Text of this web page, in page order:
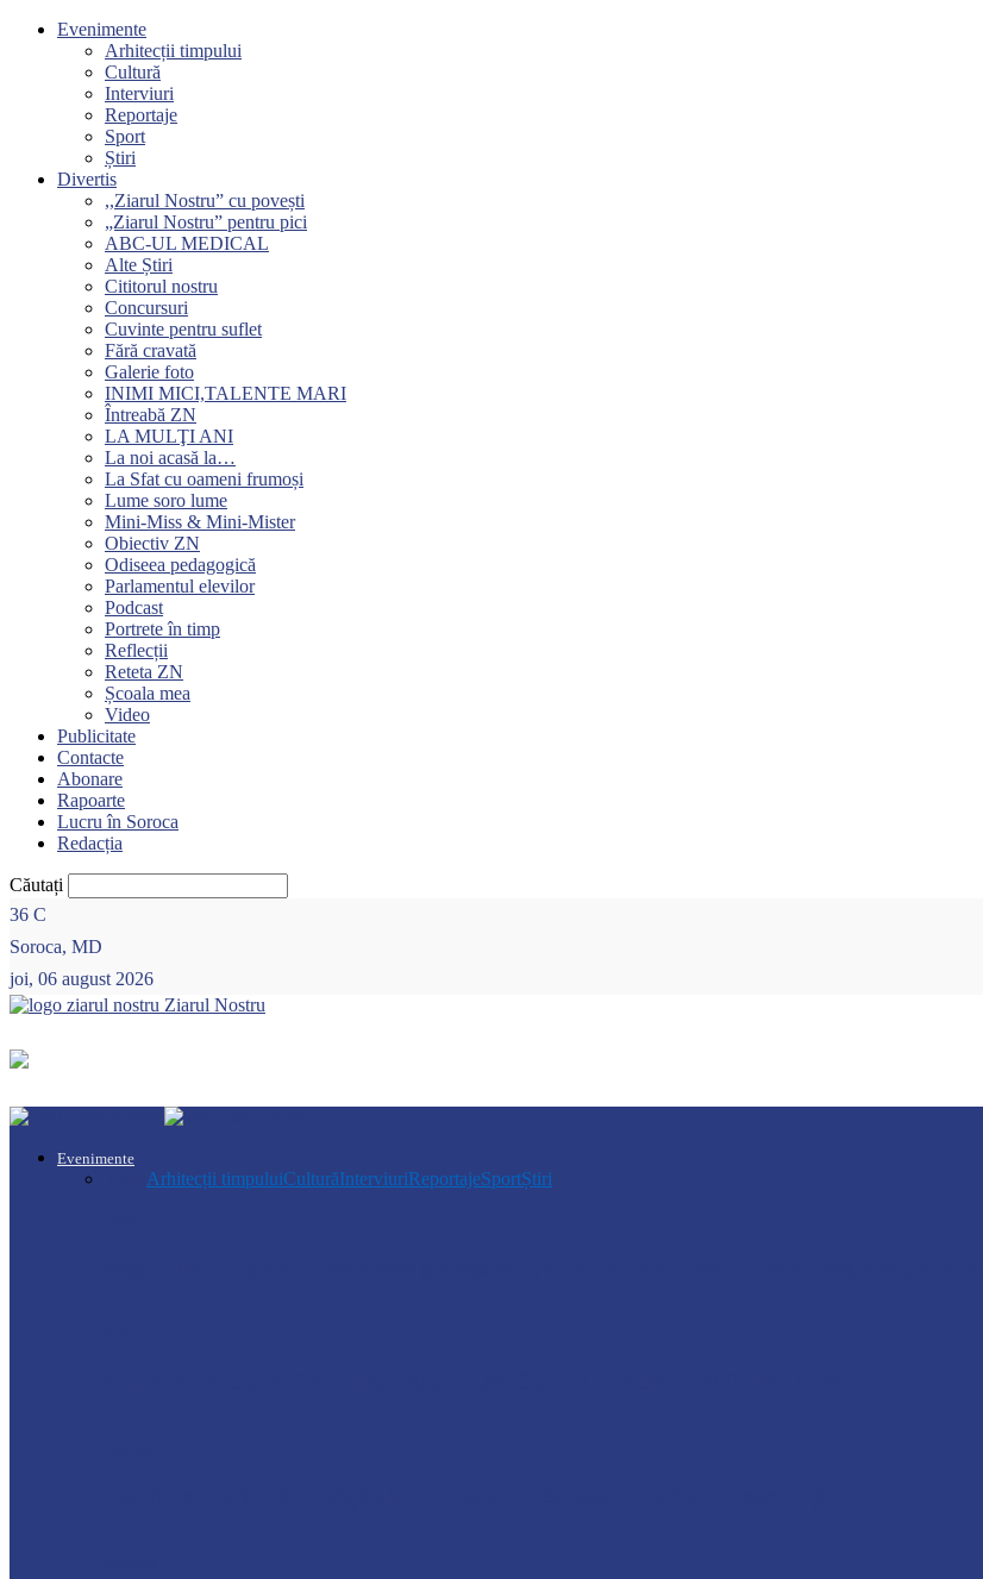
Evenimente
Arhitecții timpului
Cultură
Interviuri
Reportaje
Sport
Știri
Divertis
,,Ziarul Nostru” cu povești
„Ziarul Nostru” pentru pici
ABC-UL MEDICAL
Alte Știri
Cititorul nostru
Concursuri
Cuvinte pentru suflet
Fără cravată
Galerie foto
INIMI MICI,TALENTE MARI
Întreabă ZN
LA MULŢI ANI
La noi acasă la…
La Sfat cu oameni frumoși
Lume soro lume
Mini-Miss & Mini-Mister
Obiectiv ZN
Odiseea pedagogică
Parlamentul elevilor
Podcast
Portrete în timp
Reflecții
Reteta ZN
Școala mea
Video
Publicitate
Contacte
Abonare
Rapoarte
Lucru în Soroca
Redacția
Căutați
36 C
Soroca, MD
joi, 06 august 2026
Ziarul Nostru
Evenimente
Arhitecții timpuluiCulturăInterviuriReportajeSportȘtiri